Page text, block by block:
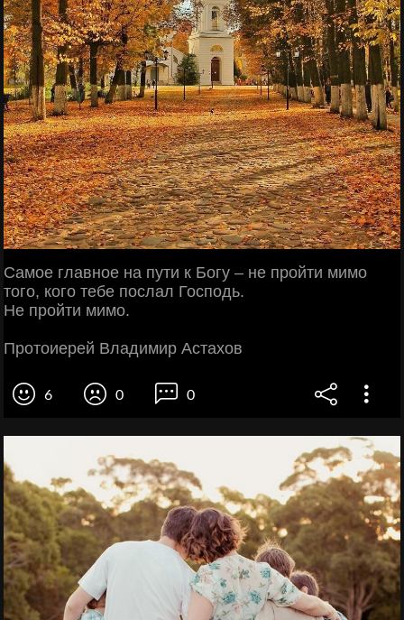
Самое главное на пути к Богу – не пройти мимо
того, кого тебе послал Господь.
Не пройти мимо.
Протоиерей Владимир Астахов
6 0 0